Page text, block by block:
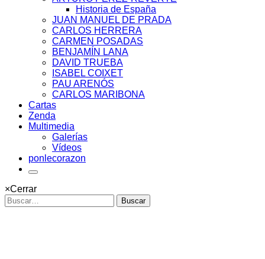
Historia de España
JUAN MANUEL DE PRADA
CARLOS HERRERA
CARMEN POSADAS
BENJAMÍN LANA
DAVID TRUEBA
ISABEL COIXET
PAU ARENÓS
CARLOS MARIBONA
Cartas
Zenda
Multimedia
Galerías
Vídeos
ponlecorazon
×Cerrar
Buscar